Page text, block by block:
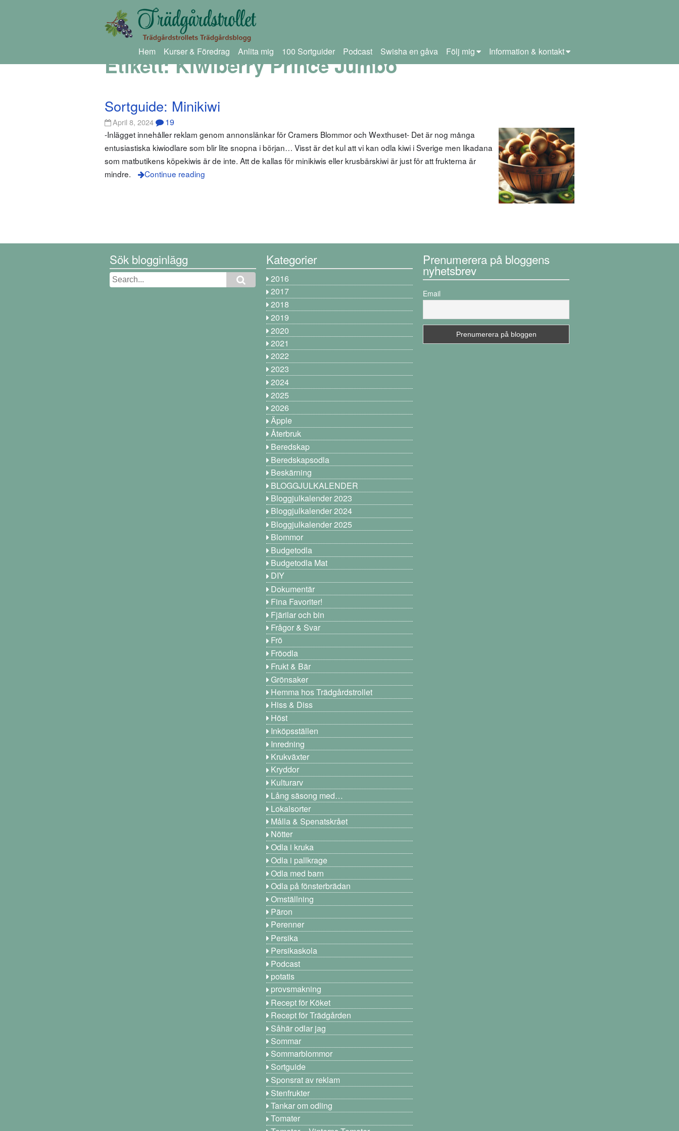
Hem Kurser & Föredrag Anlita mig 100 Sortguider Podcast Swisha en gåva Följ mig Information & kontakt
Etikett:Kiwiberry Prince Jumbo
Sortguide: Minikiwi
April 8, 2024 19
-Inlägget innehåller reklam genom annonslänkar för Cramers Blommor och Wexthuset- Det är nog många
entusiastiska kiwiodlare som blir lite snopna i början… Visst är det kul att vi kan odla kiwi i Sverige men likadana
som matbutikens köpekiwis är de inte. Att de kallas för minikiwis eller krusbärskiwi är just för att frukterna är
mindre.
Continue reading
Sök blogginlägg Kategorier
2016
2017
2018
2019
2020
2021
2022
2023
2024
2025
2026
Äpple
Återbruk
Beredskap
Beredskapsodla
Beskärning
BLOGGJULKALENDER
Bloggjulkalender 2023
Bloggjulkalender 2024
Bloggjulkalender 2025
Blommor
Budgetodla
Budgetodla Mat
DIY
Dokumentär
Fina Favoriter!
Fjärilar och bin
Frågor & Svar
Frö
Fröodla
Frukt & Bär
Grönsaker
Hemma hos Trädgårdstrollet
Hiss & Diss
Höst
Inköpsställen
Inredning
Krukväxter
Kryddor
Kulturarv
Lång säsong med…
Lokalsorter
Målla & Spenatskrået
Nötter
Odla i kruka
Odla i pallkrage
Odla med barn
Odla på fönsterbrädan
Omställning
Päron
Perenner
Persika
Persikaskola
Podcast
potatis
provsmakning
Recept för Köket
Recept för Trädgården
Såhär odlar jag
Sommar
Sommarblommor
Sortguide
Sponsrat av reklam
Stenfrukter
Tankar om odling
Tomater
Prenumerera på bloggens
nyhetsbrev
Email